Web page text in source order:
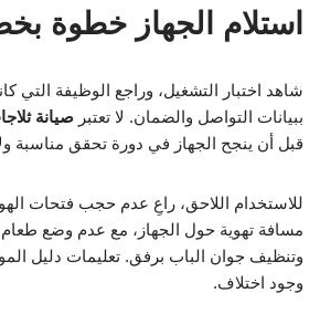
استلام الجهاز خطوة
شاهد اختبار التشغيل، وراجع الوظيفة التي
ببيانات التواصل والضمان. لا تعتبر صيانة
قبل أن ينجح الجهاز في دورة تحقق مناسبة ولا
للاستخدام اللاحق، راعِ عدم حجب فتحات
مسافة تهوية حول الجهاز، مع عدم وضع
وتنظيف جوان الباب برفق. تعليمات دليل
وجود اختلاف.